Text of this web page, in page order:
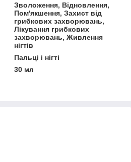
Зволоження, Відновлення,
Пом'якшення, Захист від
грибкових захворювань,
Лікування грибкових
захворювань, Живлення
нігтів
Пальці і нігті
30 мл